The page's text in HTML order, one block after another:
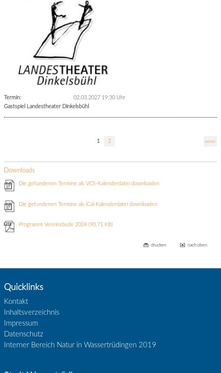
Termin:
02.03.2027 19:30 Uhr
Gastspiel Landestheater Dinkelsbühl
1 2 weiter
Downloads
Die gefundenen Termine als VCS-Kalenderdatei downloaden
Die gefundenen Termine als iCal-Kalenderdatei downloaden
Programm Vereinsbude 2024(90.71 KB)
drucken nach oben
Quicklinks
Kontakt
Inhaltsverzeichnis
Impressum
Datenschutz
Interner Bereich Natur in Wassertrüdingen 2019